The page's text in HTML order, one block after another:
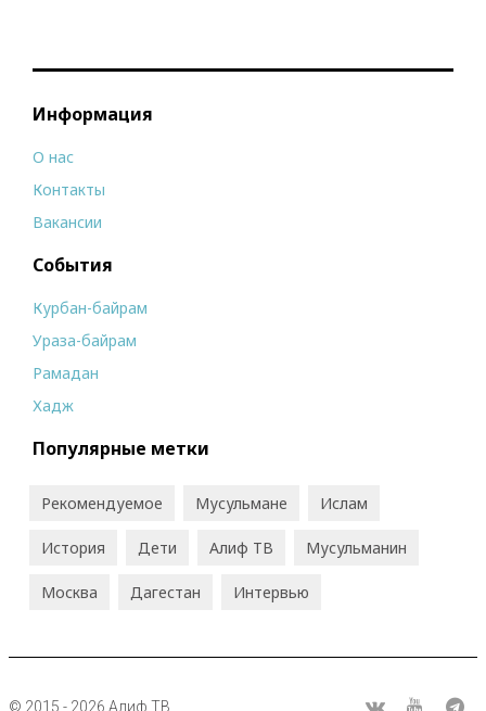
Информация
О нас
Контакты
Вакансии
События
Курбан-байрам
Ураза-байрам
Рамадан
Хадж
Популярные метки
Рекомендуемое Мусульмане Ислам
История Дети Алиф ТВ Мусульманин
Москва Дагестан Интервью
© 2015 - 2026 Алиф ТВ